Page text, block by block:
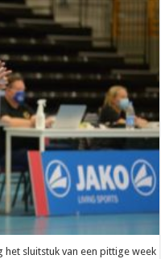
sluitstuk van een pittige week